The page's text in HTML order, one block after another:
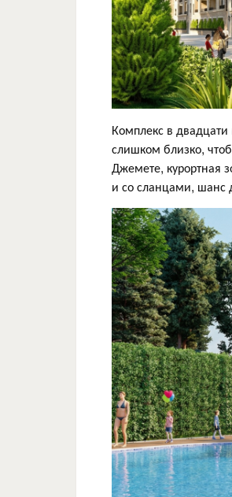
Комплекс в
слишком близко,
Джемете, курортная
и со сланцами, шанс